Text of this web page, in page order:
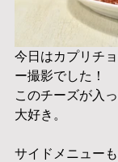
今日はカプリチ
ー撮影でした！
このチーズが入
大好き。
サイドメニュー